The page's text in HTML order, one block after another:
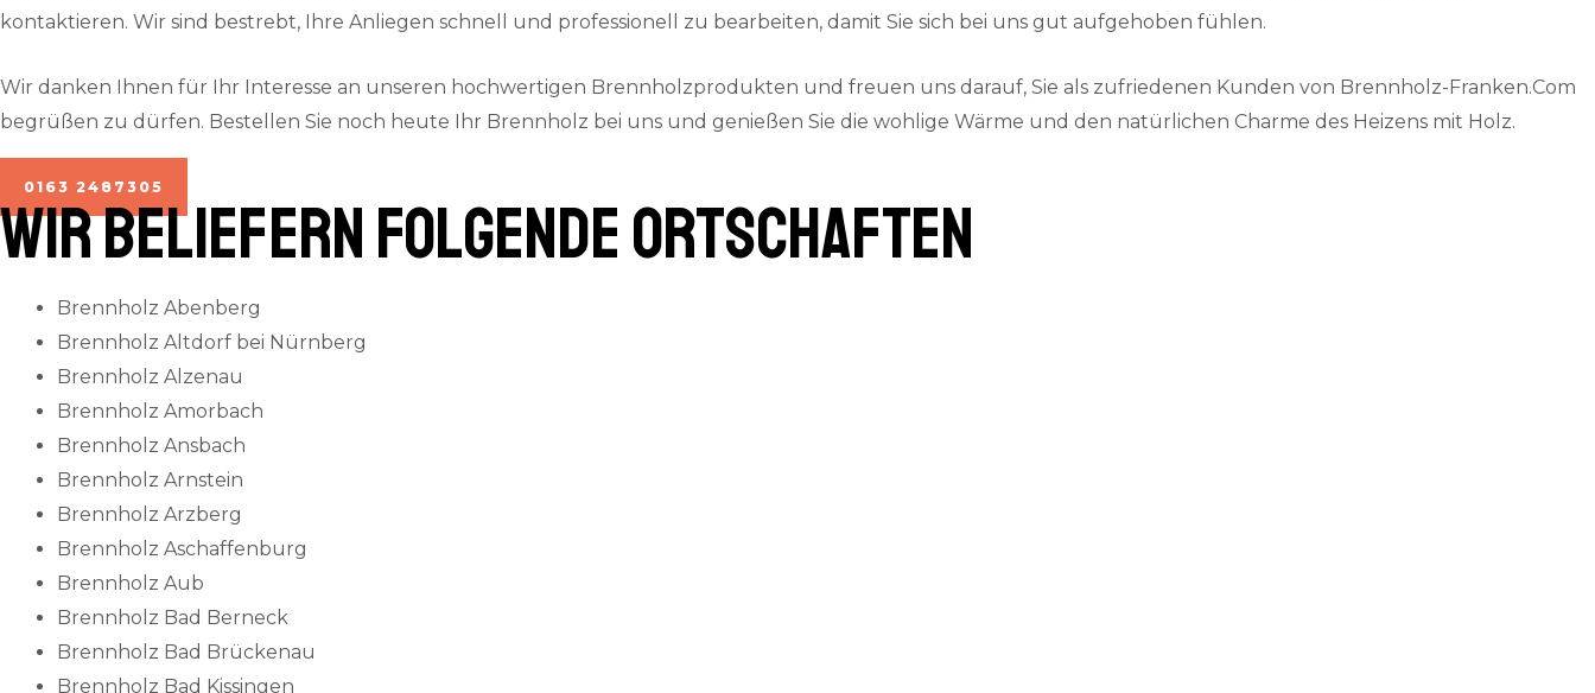
kontaktieren. Wir sind bestrebt, Ihre Anliegen schnell und professionell zu bearbeiten, damit Sie sich bei uns gut aufgehoben fühlen.
Wir danken Ihnen für Ihr Interesse an unseren hochwertigen Brennholzprodukten und freuen uns darauf, Sie als zufriedenen Kunden von Brennholz-Franken.Com
begrüßen zu dürfen. Bestellen Sie noch heute Ihr Brennholz bei uns und genießen Sie die wohlige Wärme und den natürlichen Charme des Heizens mit Holz.
0163 2487305
Wir beliefern folgende Ortschaften
Brennholz Abenberg
Brennholz Altdorf bei Nürnberg
Brennholz Alzenau
Brennholz Amorbach
Brennholz Ansbach
Brennholz Arnstein
Brennholz Arzberg
Brennholz Aschaffenburg
Brennholz Aub
Brennholz Bad Berneck
Brennholz Bad Brückenau
Brennholz Bad Kissingen